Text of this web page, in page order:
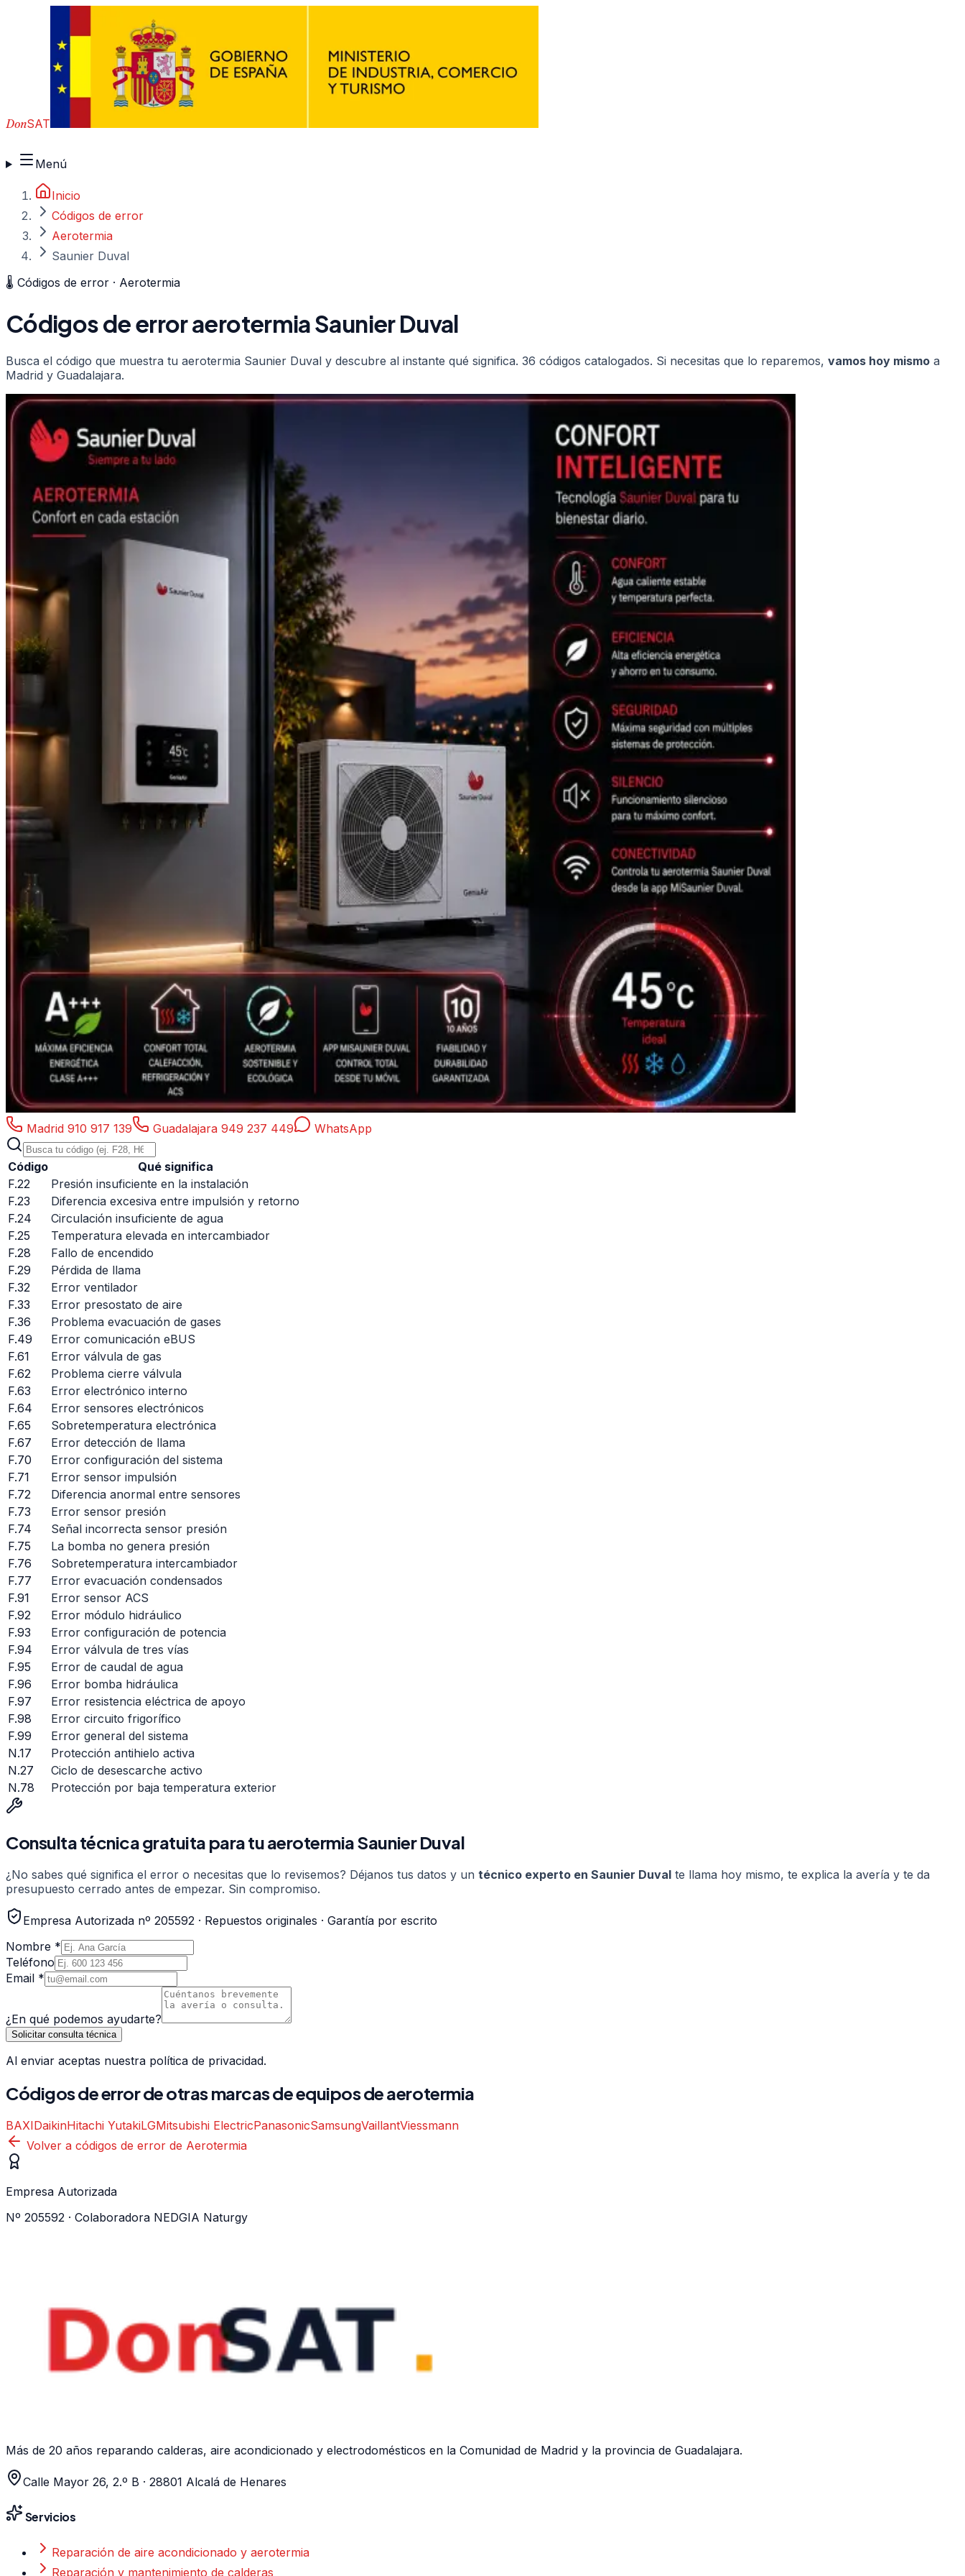
DonSAT
Menú
Inicio
Códigos de error
Aerotermia
Saunier Duval
🌡️ Códigos de error · Aerotermia
Códigos de erroraerotermiaSaunier Duval
Busca el código que muestra tu aerotermia Saunier Duval y descubre al instante qué significa. 36 códigos catalogados. Si necesitas que lo reparemos, vamos hoy mismo a
Madrid y Guadalajara.
Madrid 910 917 139 Guadalajara 949 237 449 WhatsApp
Código
Qué significa
F.22
Presión insuficiente en la instalación
F.23
Diferencia excesiva entre impulsión y retorno
F.24
Circulación insuficiente de agua
F.25
Temperatura elevada en intercambiador
F.28
Fallo de encendido
F.29
Pérdida de llama
F.32
Error ventilador
F.33
Error presostato de aire
F.36
Problema evacuación de gases
F.49
Error comunicación eBUS
F.61
Error válvula de gas
F.62
Problema cierre válvula
F.63
Error electrónico interno
F.64
Error sensores electrónicos
F.65
Sobretemperatura electrónica
F.67
Error detección de llama
F.70
Error configuración del sistema
F.71
Error sensor impulsión
F.72
Diferencia anormal entre sensores
F.73
Error sensor presión
F.74
Señal incorrecta sensor presión
F.75
La bomba no genera presión
F.76
Sobretemperatura intercambiador
F.77
Error evacuación condensados
F.91
Error sensor ACS
F.92
Error módulo hidráulico
F.93
Error configuración de potencia
F.94
Error válvula de tres vías
F.95
Error de caudal de agua
F.96
Error bomba hidráulica
F.97
Error resistencia eléctrica de apoyo
F.98
Error circuito frigorífico
F.99
Error general del sistema
N.17
Protección antihielo activa
N.27
Ciclo de desescarche activo
N.78
Protección por baja temperatura exterior
Consulta técnica gratuita para tuaerotermiaSaunier Duval
¿No sabes qué significa el error o necesitas que lo revisemos? Déjanos tus datos y un técnico experto en Saunier Duval te llama hoy mismo, te explica la avería y te da
presupuesto cerrado antes de empezar. Sin compromiso.
Empresa Autorizada nº 205592 · Repuestos originales · Garantía por escrito
Nombre *
Teléfono
Email *
¿En qué podemos ayudarte?
Solicitar consulta técnica
Al enviar aceptas nuestra política de privacidad.
Códigos de error de otras marcas deequipos de aerotermia
BAXIDaikinHitachi YutakiLGMitsubishi ElectricPanasonicSamsungVaillantViessmann
Volver a códigos de error de Aerotermia
Empresa Autorizada
Nº 205592 · Colaboradora NEDGIA Naturgy
Más de 20 años reparando calderas, aire acondicionado y electrodomésticos en la Comunidad de Madrid y la provincia de Guadalajara.
Calle Mayor 26, 2.º B · 28801 Alcalá de Henares
Servicios
Reparación de aire acondicionado y aerotermia
Reparación y mantenimiento de calderas